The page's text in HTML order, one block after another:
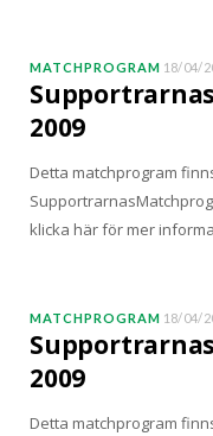
MATCHPROGRAM 18/04/
2009
Detta matchprogram
klicka här för mer
MATCHPROGRAM 18/04/
2009
Detta matchprogram